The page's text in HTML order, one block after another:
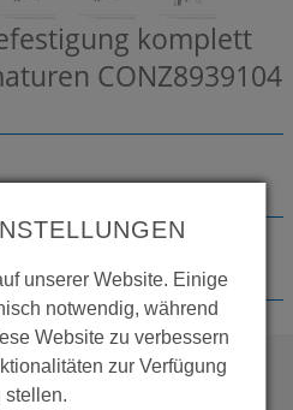
komplett
CONZ8939104
unserer Website. Einige
notwendig, während
Website zu verbessern
zur Verfügung
stellen.